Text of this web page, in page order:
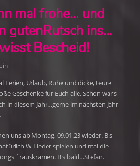
mal frohe… und
gutenRutsch ins…
Bescheid!
Ferien, Urlaub, Ruhe und dicke, teure
Geschenke für Euch alle. Schön war’s
in diesem Jahr…gerne im nächsten Jahr
uns ab Montag, 09.01.23 wieder. Bis
W-Lieder spielen und mal die
´rauskramen. Bis bald…Stefan.